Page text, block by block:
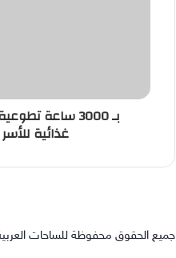
غذائية
جميع الحقوق محفوظة للساحات